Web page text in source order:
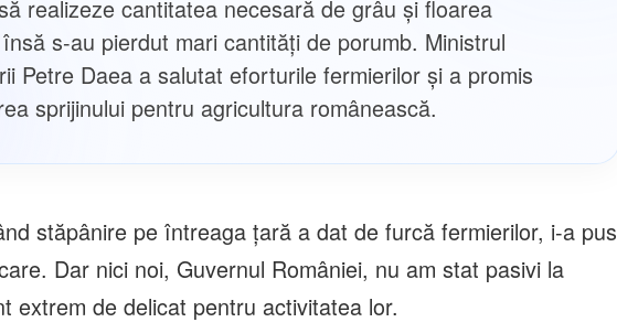
realizeze cantitatea necesară de grâu și floarea
s-au pierdut mari cantități de porumb. Ministrul
Petre Daea a salutat eforturile fermierilor și a promis
sprijinului pentru agricultura românească.
stăpânire pe întreaga ţară a dat de furcă fermierilor, i-a pus
Dar nici noi, Guvernul României, nu am stat pasivi la
extrem de delicat pentru activitatea lor.